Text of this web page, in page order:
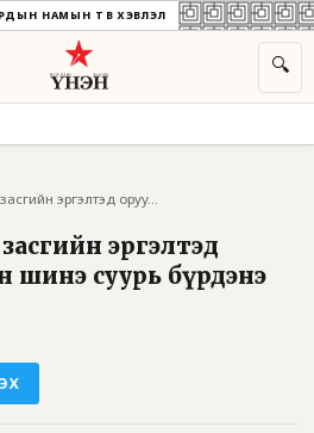
НАМЫН ТӨВ ХЭВЛЭЛ
🔍
Өгөгдлийг эдийн засгийн эргэлтэд оруулах...
эргэлтэд
шинэ суурь бүрдэнэ